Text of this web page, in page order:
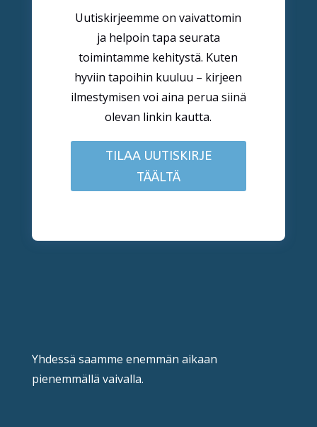
Uutiskirjeemme on vaivattomin
ja helpoin tapa seurata
toimintamme kehitystä. Kuten
hyviin tapoihin kuuluu – kirjeen
ilmestymisen voi aina perua siinä
olevan linkin kautta.
TILAA UUTISKIRJE
TÄÄLTÄ
Yhdessä saamme enemmän aikaan
pienemmällä vaivalla.